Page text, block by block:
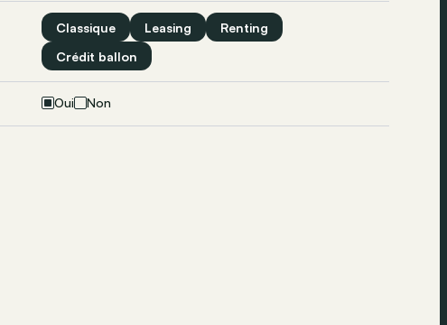
Classique Leasing
Renting
Crédit ballon
Oui Non